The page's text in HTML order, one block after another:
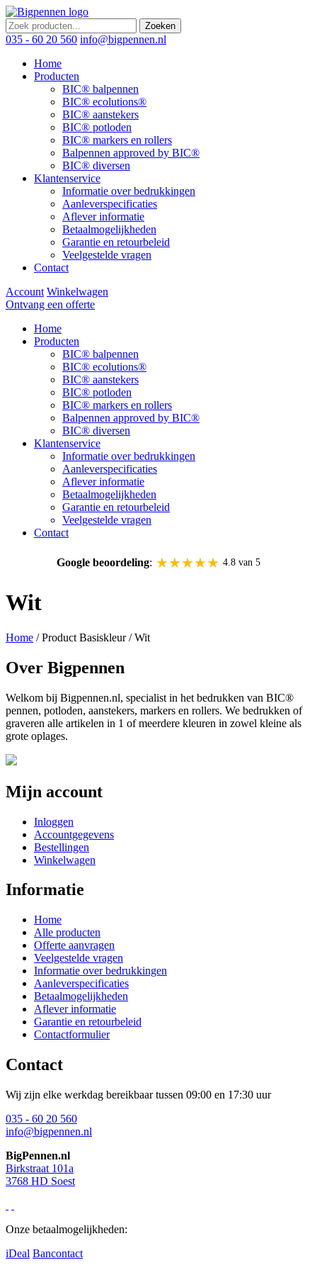
Zoeken
035 - 60 20 560 info@bigpennen.nl
Home
Producten
BIC® balpennen
BIC® ecolutions®
BIC® aanstekers
BIC® potloden
BIC® markers en rollers
Balpennen approved by BIC®
BIC® diversen
Klantenservice
Informatie over bedrukkingen
Aanleverspecificaties
Aflever informatie
Betaalmogelijkheden
Garantie en retourbeleid
Veelgestelde vragen
Contact
Account Winkelwagen
Ontvang een offerte
Home
Producten
BIC® balpennen
BIC® ecolutions®
BIC® aanstekers
BIC® potloden
BIC® markers en rollers
Balpennen approved by BIC®
BIC® diversen
Klantenservice
Informatie over bedrukkingen
Aanleverspecificaties
Aflever informatie
Betaalmogelijkheden
Garantie en retourbeleid
Veelgestelde vragen
Contact
Google beoordeling: ★★★★★ 4.8 van 5
Wit
Home / Product Basiskleur / Wit
Over Bigpennen
Welkom bij Bigpennen.nl, specialist in het bedrukken van BIC®
pennen, potloden, aanstekers, markers en rollers. We bedrukken of
graveren alle artikelen in 1 of meerdere kleuren in zowel kleine als
grote oplages.
Mijn account
Inloggen
Accountgegevens
Bestellingen
Winkelwagen
Informatie
Home
Alle producten
Offerte aanvragen
Veelgestelde vragen
Informatie over bedrukkingen
Aanleverspecificaties
Betaalmogelijkheden
Aflever informatie
Garantie en retourbeleid
Contactformulier
Contact
Wij zijn elke werkdag bereikbaar tussen 09:00 en 17:30 uur
035 - 60 20 560
info@bigpennen.nl
BigPennen.nl
Birkstraat 101a
3768 HD Soest
Onze betaalmogelijkheden:
iDeal Bancontact